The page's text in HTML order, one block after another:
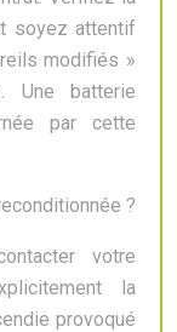
soyez attentif
modifiés »
Une batterie
par cette
?
votre
la
provoqué